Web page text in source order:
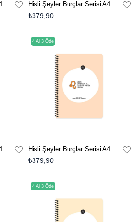
Hisli Şeyler Burçlar Serisi A4 Çizgili Stickerli Defter - Kıskanç Demeyelim De Tutkulu Diyelim Hisli Şeyler Burçlar Serisi A4 Çizgili Stickerli Defter - Kararsız Demeyelim De Çok Yönlü Diyelim
₺379,90
Hisli Şeyler Burçlar Serisi A4 Çizgili Stickerli Defter - Takıntılı Demeyelim De Özenli Diyelim Hisli Şeyler Burçlar Serisi A4 Çizgili Stickerli Defter - Kibirli Demeyelim De Özgüveni Yüksek Diyelim
₺379,90
4 Al 3 Öde
4 Al 3 Öde